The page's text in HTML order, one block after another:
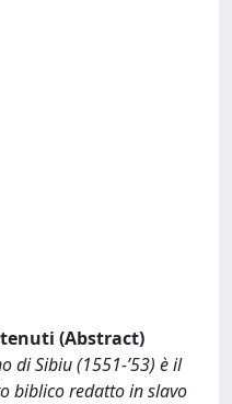
(Abstract)
di Sibiu (1551-’53) è il
biblico redatto in slavo